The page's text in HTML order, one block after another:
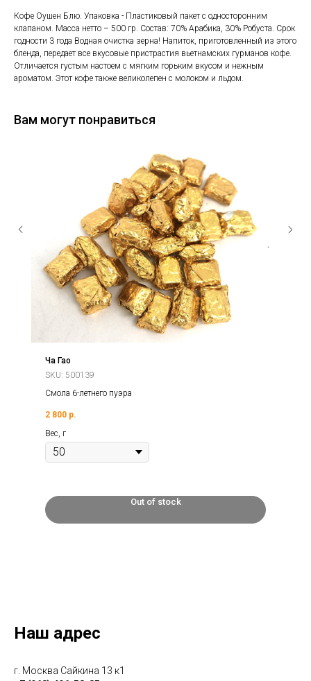
Кофе Оушен Блю. Упаковка - Пластиковый пакет с односторонним
клапаном. Масса нетто – 500 гр. Состав: 70% Арабика, 30% Робуста. Срок
годности 3 года Водная очистка зерна! Напиток, приготовленный из этого
бленда, передает все вкусовые пристрастия вьетнамских гурманов кофе.
Отличается густым настоем с мягким горьким вкусом и нежным
ароматом. Этот кофе также великолепен с молоком и льдом.
Вам могут понравиться
Ча Гао
SKU: 500139
Смола 6-летнего пуэра
2 800 р.
Вес, г
Out of stock
Наш адрес
г. Москва Сайкина 13 к1